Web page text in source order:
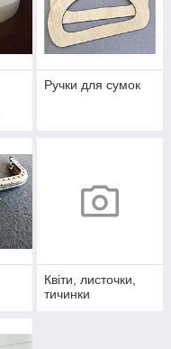
Ручки для сумок
Квіти, листочки,
тичинки